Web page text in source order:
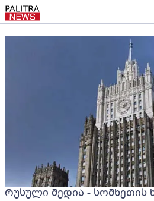
რუსული მედია -